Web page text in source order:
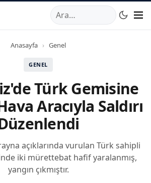
,Beylikdüzü34520TRTelefon:0850
Anasayfa › Genel
GENEL
Türk Gemisine
Aracıyla Saldırı
açıklarında vurulan Türk sahipli
iki mürettebat hafif yaralanmış,
yangın çıkmıştır.